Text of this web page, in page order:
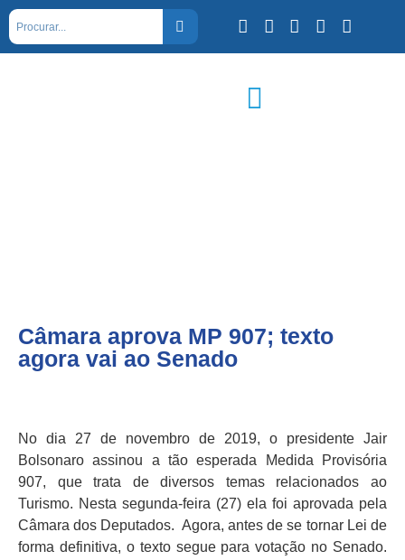
Câmara aprova MP 907; texto
agora vai ao Senado
No dia 27 de novembro de 2019, o presidente Jair
Bolsonaro assinou a tão esperada Medida Provisória
907, que trata de diversos temas relacionados ao
Turismo. Nesta segunda-feira (27) ela foi aprovada pela
Câmara dos Deputados. Agora, antes de se tornar Lei de
forma definitiva, o texto segue para votação no Senado.